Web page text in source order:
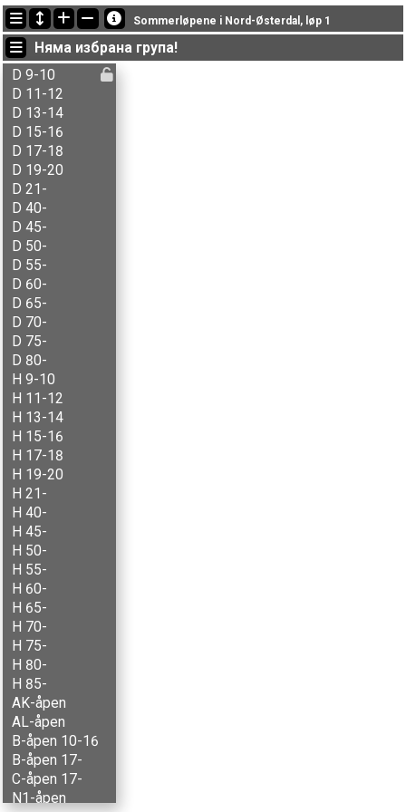
Последно обновени
21:34:26: Sondre S. Berg (N1-åpen) финиширал with status finished
19:27:47: Simen Sørensen (H 9-10
19:27:41: Ole K. Kristensen (H 55-) got new status: dns
Sommerløpene i Nord-Østerdal, løp 1
Няма избрана група!
D 9-10
D 11-12
D 13-14
D 15-16
D 17-18
D 19-20
D 21-
D 40-
D 45-
D 50-
D 55-
D 60-
D 65-
D 70-
D 75-
D 80-
H 9-10
H 11-12
H 13-14
H 15-16
H 17-18
H 19-20
H 21-
H 40-
H 45-
H 50-
H 55-
H 60-
H 65-
H 70-
H 75-
H 80-
H 85-
AK-åpen
AL-åpen
B-åpen 10-16
B-åpen 17-
C-åpen 17-
N1-åpen